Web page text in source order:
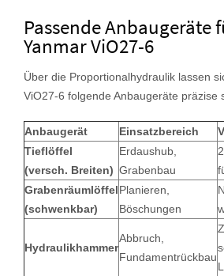
Passende Anbaugeräte
Yanmar ViO27-6
Über die Proportionalhydraulik lassen
ViO27-6 folgende Anbaugeräte präzise
Anbaugerät Einsatzbereich
Tieflöffel
(versch. Breiten)
Erdaushub,
Grabenbau
Grabenräumlöffel
(schwenkbar)
Planieren,
Böschungen
Hydraulikhammer
Abbruch,
Fundamentrückbau